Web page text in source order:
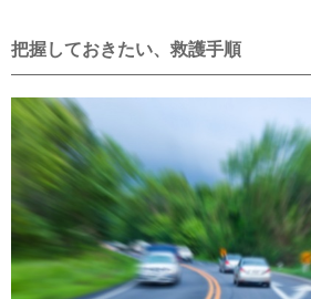
把握しておきたい、救護手順